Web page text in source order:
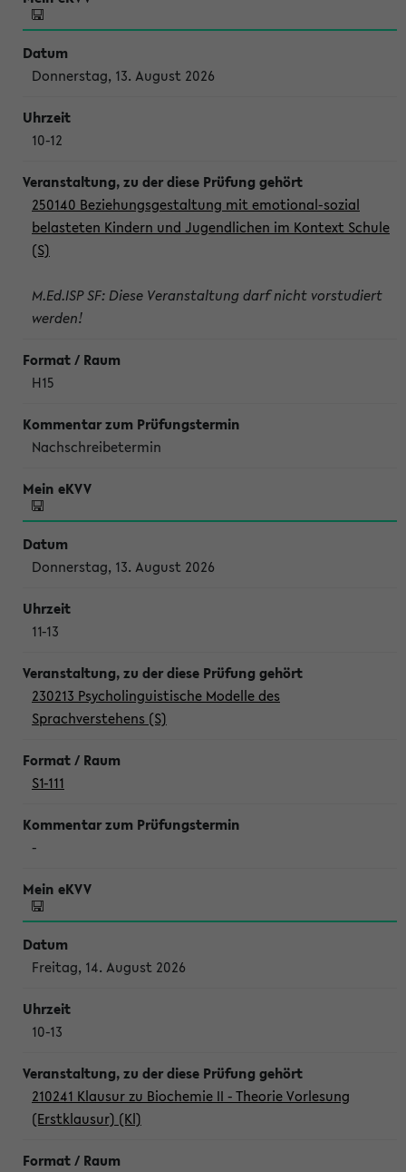
Donnerstag, 13. August 2026
10-12
250140 Beziehungsgestaltung mit emotional-sozial
belasteten Kindern und Jugendlichen im Kontext Schule
(S)
M.Ed.ISP SF: Diese Veranstaltung darf nicht vorstudiert
werden!
H15
Nachschreibetermin
Donnerstag, 13. August 2026
11-13
230213 Psycholinguistische Modelle des
Sprachverstehens (S)
S1-111
-
Freitag, 14. August 2026
10-13
210241 Klausur zu Biochemie II - Theorie Vorlesung
(Erstklausur) (Kl)